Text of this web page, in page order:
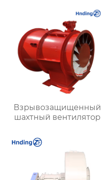
промышленности
Взрывозащищенный
шахтный вентилятор